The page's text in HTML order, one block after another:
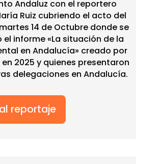
Andaluz con el reportero
Ruiz cubriendo el acto del
14 de Octubre donde se
el informe «La situación de la
en Andalucía» creado por
en 2025 y quienes presentaron
delegaciones en Andalucía.
reportaje